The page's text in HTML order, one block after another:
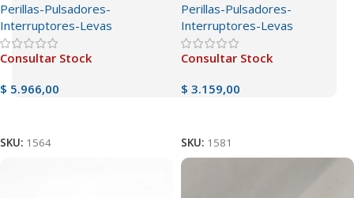
Perillas-Pulsadores-
Interruptores-Levas
Consultar Stock
$ 5.966,00
SKU: 1564
Perillas-Pulsadores-
Interruptores-Levas
Consultar Stock
$ 3.159,00
SKU: 1581